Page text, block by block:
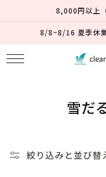
8,000円以上
8/8~8/16 夏季休
コ
ク
シ
雪だ
絞り込みと並び替